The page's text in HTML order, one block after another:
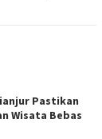
Pastikan
Wisata Bebas